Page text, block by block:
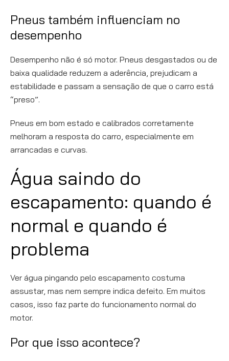
Pneus também influenciam no
desempenho
Desempenho não é só motor. Pneus desgastados ou de
baixa qualidade reduzem a aderência, prejudicam a
estabilidade e passam a sensação de que o carro está
“preso”.
Pneus em bom estado e calibrados corretamente
melhoram a resposta do carro, especialmente em
arrancadas e curvas.
Água saindo do
escapamento: quando é
normal e quando é
problema
Ver água pingando pelo escapamento costuma
assustar, mas nem sempre indica defeito. Em muitos
casos, isso faz parte do funcionamento normal do
motor.
Por que isso acontece?